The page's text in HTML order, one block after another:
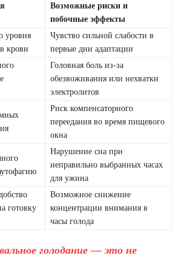
Возможные риски и
побочные эффекты
уровня
крови
Чувство сильной слабости в
первые дни адаптации
Головная боль из-за
обезвоживания или нехватки
электролитов
Риск компенсаторного
переедания во время пищевого
окна
Нарушение сна при
неправильно выбранных часах
для ужина
готовку
Возможное снижение
концентрации внимания в
часы голода
голодание — это не